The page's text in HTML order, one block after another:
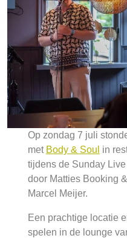
Op zondag 7 juli
met Body & Soul in
tijdens de Sunday
door Matties Booking
Marcel Meijer.
Een prachtige locatie
spelen in de lounge